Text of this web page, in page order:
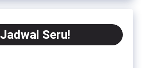
Jadwal Seru!